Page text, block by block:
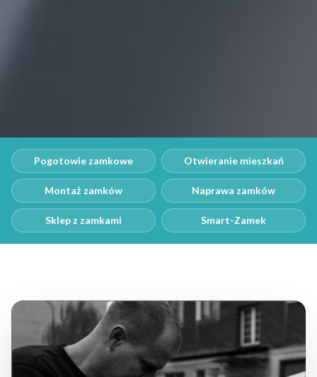
Pogotowie zamkowe Otwieranie mieszkań
Montaż zamków Naprawa zamków
Sklep z zamkami Smart-Zamek